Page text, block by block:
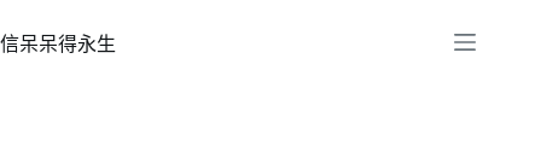
至
信呆呆得永生